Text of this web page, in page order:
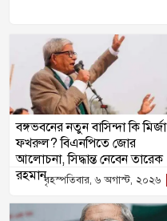
বঙ্গভবনের নতুন বাসিন্দা কি মির্জা
ফখরুল? বিএনপিতে জোর
আলোচনা, সিদ্ধান্ত নেবেন তারেক
রহমানবৃহস্পতিবার, ৬ অগাস্ট, ২০২৬